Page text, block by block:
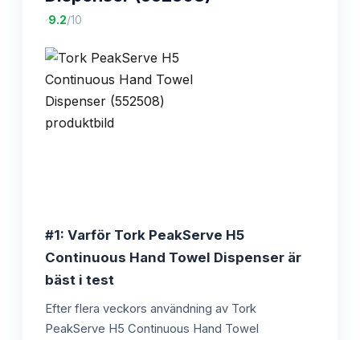
·9.2/10
#1: Varför Tork PeakServe H5
Continuous Hand Towel Dispenser är
bäst i test
Efter flera veckors användning av Tork
PeakServe H5 Continuous Hand Towel